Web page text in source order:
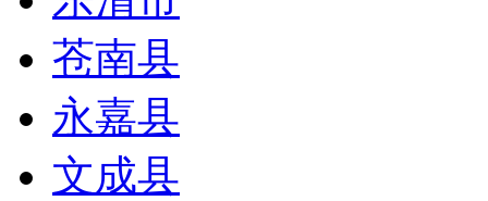
苍南县
永嘉县
文成县